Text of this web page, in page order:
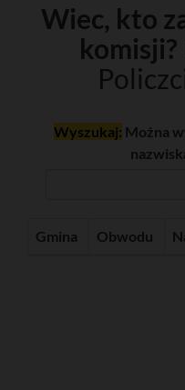
Wiec, kto
komisji?
Wyszukaj: Można
Gmina Obwodu